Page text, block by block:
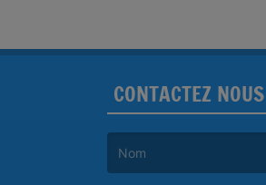
CONTACTEZ NOUS